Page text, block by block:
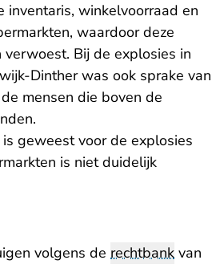
inventaris, winkelvoorraad en
waardoor deze
Bij de explosies in
Dinther was ook sprake van
mensen die boven de
geweest voor de explosies
is niet duidelijk
volgens de rechtbank van